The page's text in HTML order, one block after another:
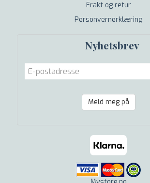
Frakt og retur
Personvernerklæring
Nyhetsbrev
Meld meg på